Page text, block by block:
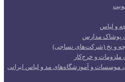
و لباس
پوشاک مدارس
و نخ (شرکت‌های نساجی)
ملزومات و خرج‌کار
موسسات و آموزشگاه‌های مد و لباس ایرانی